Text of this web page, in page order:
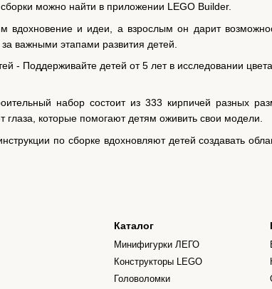
можно найти в приложении LEGO Builder.
вдохновение и идеи, а взрослым он дарит
важными этапами развития детей.
- Поддерживайте детей от 5 лет в исследовании
набор состоит из 333 кирпичей разных
глаза, которые помогают детям оживить свои модели.
по сборке вдохновляют детей создавать
Каталог
Минифигурки ЛЕГО
Конструкторы LEGO
Головоломки